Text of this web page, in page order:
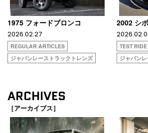
1975 フォードブロンコ
2026.02.27
REGULAR ARTICLES
ジャパンレーストラックトレンズ
2002 シ
TEST RIDE
ジャパン
ARCHIVES
［アーカイブス］